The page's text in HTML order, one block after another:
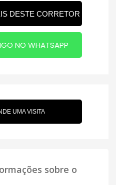
DESTE CORRETOR
NO WHATSAPP
UMA VISITA
sobre o